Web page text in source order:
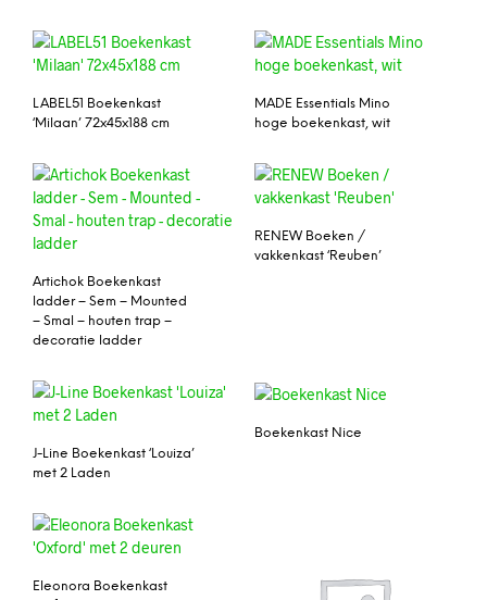
LABEL51 Boekenkast
‘Milaan’ 72x45x188 cm
MADE Essentials Mino
hoge boekenkast, wit
Artichok Boekenkast
ladder – Sem – Mounted
– Smal – houten trap –
decoratie ladder
RENEW Boeken /
vakkenkast ‘Reuben’
J-Line Boekenkast ‘Louiza’
met 2 Laden
Boekenkast Nice
Eleonora Boekenkast